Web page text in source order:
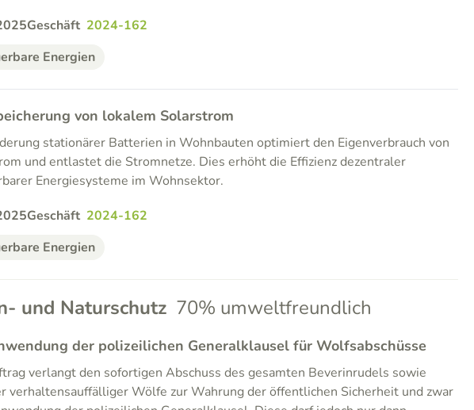
Geschäft 2024-162
Energien
von lokalem Solarstrom
stationärer Batterien in Wohnbauten optimiert den Eigenverbrauch von
und entlastet die Stromnetze. Dies erhöht die Effizienz dezentraler
Energiesysteme im Wohnsektor.
Geschäft 2024-162
Energien
und Naturschutz 70% umweltfreundlich
der polizeilichen Generalklausel für Wolfsabschüsse
verlangt den sofortigen Abschuss des gesamten Beverinrudels sowie
verhaltensauffälliger Wölfe zur Wahrung der öffentlichen Sicherheit und zwar